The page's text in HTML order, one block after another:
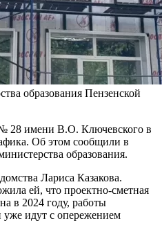
образования Пензенской
28 имени В.О. Ключевского в
Об этом сообщили в
образования.
Лариса Казакова.
ей, что проектно-сметная
в 2024 году, работы
уже идут с опережением